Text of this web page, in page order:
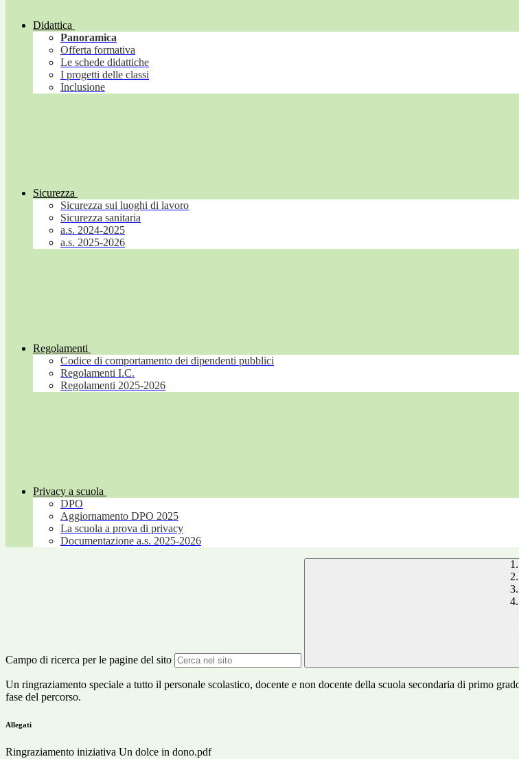
Didattica
Panoramica
Offerta formativa
Le schede didattiche
I progetti delle classi
Inclusione
Sicurezza
Sicurezza sui luoghi di lavoro
Sicurezza sanitaria
a.s. 2024-2025
a.s. 2025-2026
Regolamenti
Codice di comportamento dei dipendenti pubblici
Regolamenti I.C.
Regolamenti 2025-2026
Privacy a scuola
DPO
Aggiornamento DPO 2025
La scuola a prova di privacy
Documentazione a.s. 2025-2026
Campo di ricerca per le pagine del sito
Un ringraziamento speciale a tutto il personale scolastico, docente e non docente della scuola secondaria di primo
fase del percorso.
Allegati
Ringraziamento iniziativa Un dolce in dono.pdf